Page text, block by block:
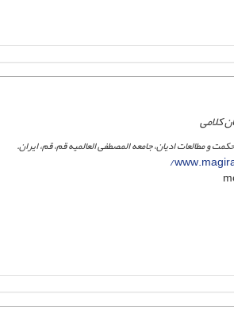
کلامی
و مطالعات ادیان، جامعه المصطفی العالمیه قم، قم، ایران.